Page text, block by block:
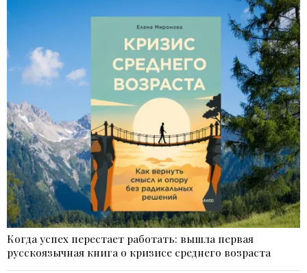
Когда успех перестает работать: вышла первая
русскоязычная книга о кризисе среднего возраста